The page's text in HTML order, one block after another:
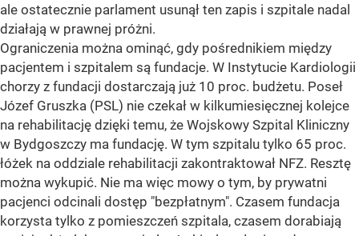
ale ostatecznie parlament usunął ten zapis i szpitale nadal
działają w prawnej próżni.
Ograniczenia można ominąć, gdy pośrednikiem między
pacjentem i szpitalem są fundacje. W Instytucie Kardiologii
chorzy z fundacji dostarczają już 10 proc. budżetu. Poseł
Józef Gruszka (PSL) nie czekał w kilkumiesięcznej kolejce
na rehabilitację dzięki temu, że Wojskowy Szpital Kliniczny
w Bydgoszczy ma fundację. W tym szpitalu tylko 65 proc.
łóżek na oddziale rehabilitacji zakontraktował NFZ. Resztę
można wykupić. Nie ma więc mowy o tym, by prywatni
pacjenci odcinali dostęp "bezpłatnym". Czasem fundacja
korzysta tylko z pomieszczeń szpitala, czasem dorabiają